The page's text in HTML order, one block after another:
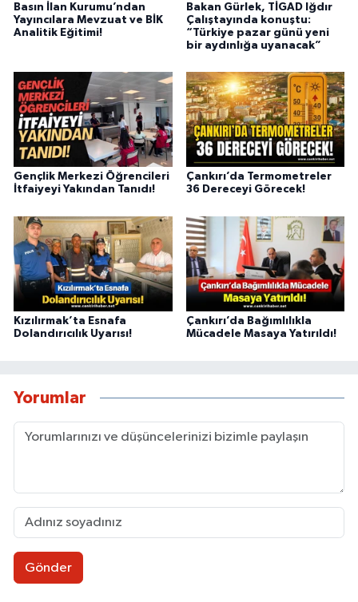
Basın İlan Kurumu’ndan
Yayıncılara Mevzuat ve BİK
Analitik Eğitimi!
Bakan Gürlek, TİGAD Iğdır
Çalıştayında konuştu:
“Türkiye pazar günü yeni
bir aydınlığa uyanacak”
Gençlik Merkezi Öğrencileri
İtfaiyeyi Yakından Tanıdı!
Çankırı’da Termometreler
36 Dereceyi Görecek!
Kızılırmak’ta Esnafa
Dolandırıcılık Uyarısı!
Çankırı’da Bağımlılıkla
Mücadele Masaya Yatırıldı!
Yorumlar
Gönder